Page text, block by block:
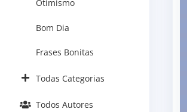
Otimismo
Bom Dia
Frases Bonitas
Todas Categorias
Todos Autores